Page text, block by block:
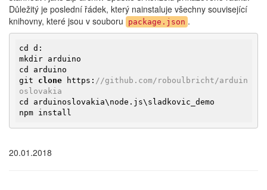
Důležitý je poslední řádek, který nainstaluje všechny související
knihovny, které jsou v souboru
package.json .
cd d:
mkdir arduino
cd arduino
git clone https: //github.com/roboulbricht/arduin
oslovakia
cd arduinoslovakia\node.js\sladkovic_demo
npm install
20.01.2018